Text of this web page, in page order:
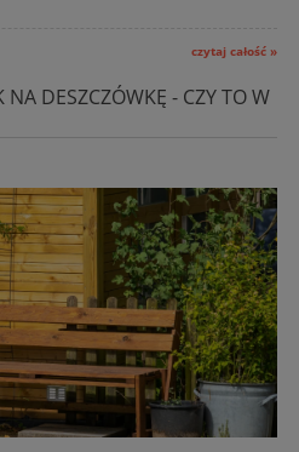
czytaj całość »
DESZCZÓWKĘ - CZY TO W